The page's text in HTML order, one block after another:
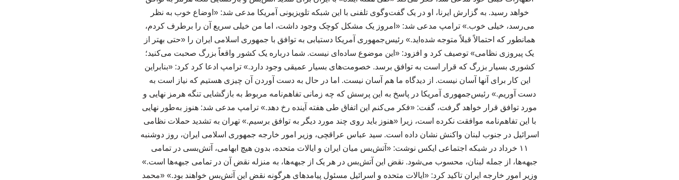
خواهد رسید. به گزارش ایرنا، او در یک گفت‌وگوی تلفنی با این شبکه تلویزیونی آمریکا مدعی شد: «اوضاع خوب به نظر
می‌رسد، خیلی خوب.» ترامپ مدعی شد: «امروز یک مشکل کوچک وجود داشت، اما من خیلی سریع آن را برطرف کردم،
همانطور که احتمالاً قبلاً متوجه شده‌اید.» رئیس‌جمهوری آمریکا دستیابی به توافق با جمهوری اسلامی ایران را «حتی بهتر از
یک پیروزی نظامی» توصیف کرد و افزود: «این موضوع ساده‌ای نیست. شما درباره یک کشور واقعاً بزرگ صحبت می‌کنید؛
کشوری بسیار بزرگ که قرار است به توافق برسد. خصومت‌های بسیار عمیقی وجود دارد.» ترامپ ادعا کرد کرد: «بنابراین
این کار برای آنها آسان نیست. از دیدگاه ما هم آسان نیست. اما در حال به دست آوردن آن چیزی هستیم که نیاز است به
دست آوریم.» رئیس‌جمهوری آمریکا در پاسخ به این پرسش که چه زمانی تفاهم‌نامه مربوط به بازگشایی تنگه هرمز نهایی و
مورد توافق قرار خواهد گرفت، گفت: «فکر می‌کنم این اتفاق طی هفته آینده رخ دهد.» ترامپ مدعی شد: هنوز به‌طور نهایی
با این تفاهم‌نامه موافقت نکرده است، زیرا «هنوز باید روی چند مورد دیگر به توافق برسیم.» تهران به تشدید حملات نظامی
اسرائیل در جنوب لبنان واکنش نشان داده‌ است. سید عباس عراقچی، وزیر امور خارجه جمهوری اسلامی ایران، روز دوشنبه
۱۱ خرداد در شبکه اجتماعی ایکس نوشت: «آتش‌بس میان ایران و ایالات متحده، بدون هیچ ابهامی، آتش‌بسی در تمامی
جبهه‌ها، از جمله لبنان، محسوب می‌شود. نقض این آتش‌بس در هر یک از جبهه‌ها، به منزله نقض آن در تمامی جبهه‌ها است.»
وزیر امور خارجه ایران تاکید کرد: «ایالات متحده و اسرائیل مسئول پیامدهای هرگونه نقض این آتش‌بس خواهند بود.» «محمد